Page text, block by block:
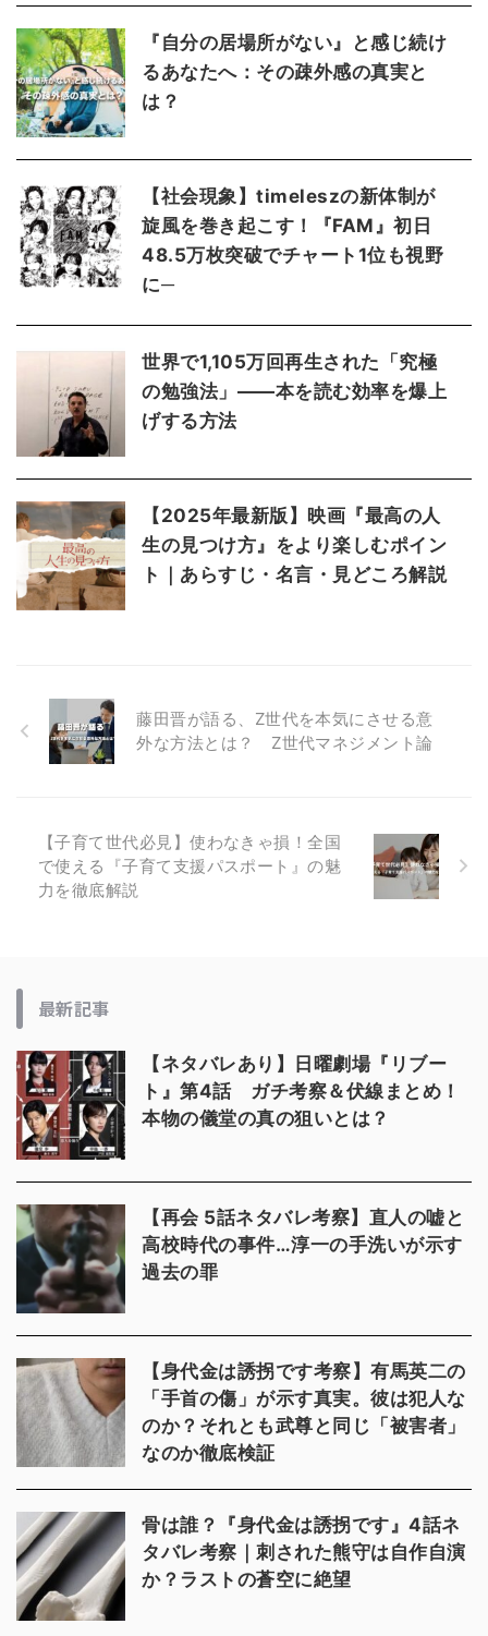
『自分の居場所がない』と感じ続け
るあなたへ：その疎外感の真実と
は？
【社会現象】timeleszの新体制が
旋風を巻き起こす！『FAM』初日
48.5万枚突破でチャート1位も視野
に─
世界で1,105万回再生された「究極
の勉強法」――本を読む効率を爆上
げする方法
【2025年最新版】映画『最高の人
生の見つけ方』をより楽しむポイン
ト｜あらすじ・名言・見どころ解説
藤田晋が語る、Z世代を本気にさせる意
外な方法とは？ Z世代マネジメント論
【子育て世代必見】使わなきゃ損！全国
で使える『子育て支援パスポート』の魅
力を徹底解説
最新記事
【ネタバレあり】日曜劇場『リブー
ト』第4話 ガチ考察＆伏線まとめ！
本物の儀堂の真の狙いとは？
【再会 5話ネタバレ考察】直人の嘘と
高校時代の事件…淳一の手洗いが示す
過去の罪
【身代金は誘拐です考察】有馬英二の
「手首の傷」が示す真実。彼は犯人な
のか？それとも武尊と同じ「被害者」
なのか徹底検証
骨は誰？『身代金は誘拐です』4話ネ
タバレ考察｜刺された熊守は自作自演
か？ラストの蒼空に絶望